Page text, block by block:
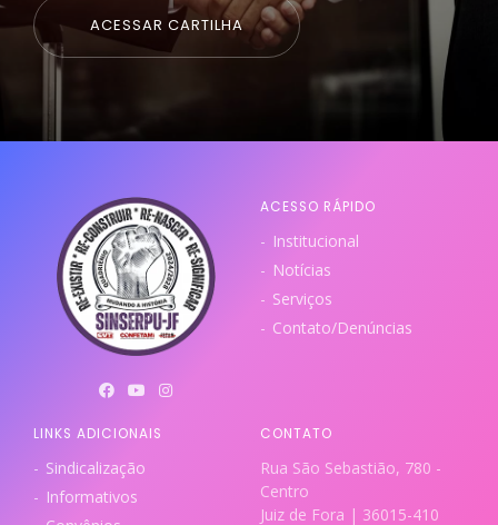
ACESSAR CARTILHA
ACESSO RÁPIDO
Institucional
Notícias
Serviços
Contato/Denúncias
LINKS ADICIONAIS
Sindicalização
Informativos
CONTATO
Rua São Sebastião, 780 -
Centro
Juiz de Fora | 36015-410